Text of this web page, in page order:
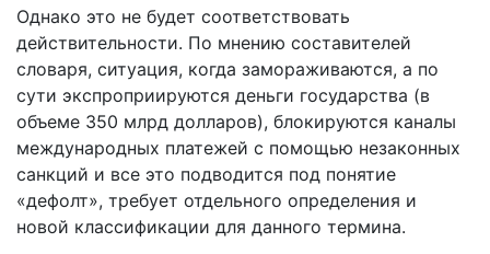
Однако это не будет соответствовать
действительности. По мнению составителей
словаря, ситуация, когда замораживаются, а по
сути экспроприируются деньги государства (в
объеме 350 млрд долларов), блокируются каналы
международных платежей с помощью незаконных
санкций и все это подводится под понятие
«дефолт», требует отдельного определения и
новой классификации для данного термина.